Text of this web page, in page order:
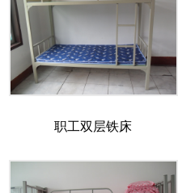
职工双层铁床